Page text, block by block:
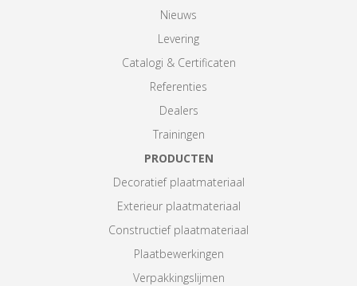
Nieuws
Levering
Catalogi & Certificaten
Referenties
Dealers
Trainingen
PRODUCTEN
Decoratief plaatmateriaal
Exterieur plaatmateriaal
Constructief plaatmateriaal
Plaatbewerkingen
Verpakkingslijmen